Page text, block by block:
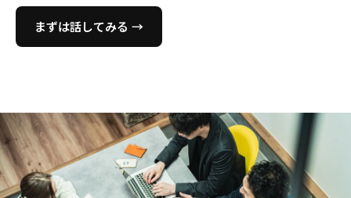
まずは話してみる →